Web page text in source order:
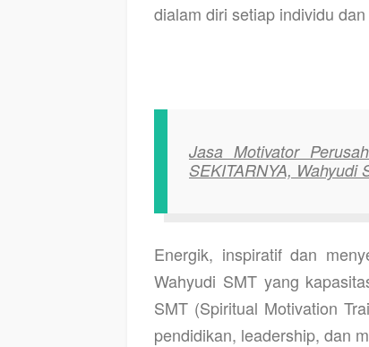
dialam diri setiap individu
Jasa Motivator
SEKITARNYA, Wahyudi
Energik, inspiratif dan
Wahyudi SMT yang
SMT (Spiritual Motivation
pendidikan, leadership, dan